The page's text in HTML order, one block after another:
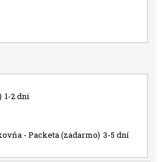
1-2 dni
- Packeta (zadarmo) 3-5 dní